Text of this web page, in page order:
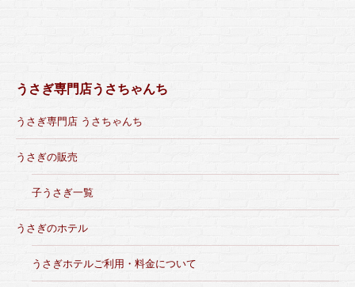
うさぎ専門店うさちゃんち
うさぎ専門店 うさちゃんち
うさぎの販売
子うさぎ一覧
うさぎのホテル
うさぎホテルご利用・料金について